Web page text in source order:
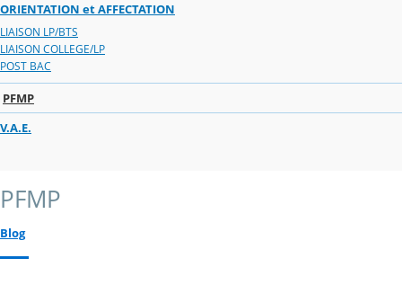
ORIENTATION et AFFECTATION
LIAISON LP/BTS
LIAISON COLLEGE/LP
POST BAC
PFMP
V.A.E.
PFMP
Blog